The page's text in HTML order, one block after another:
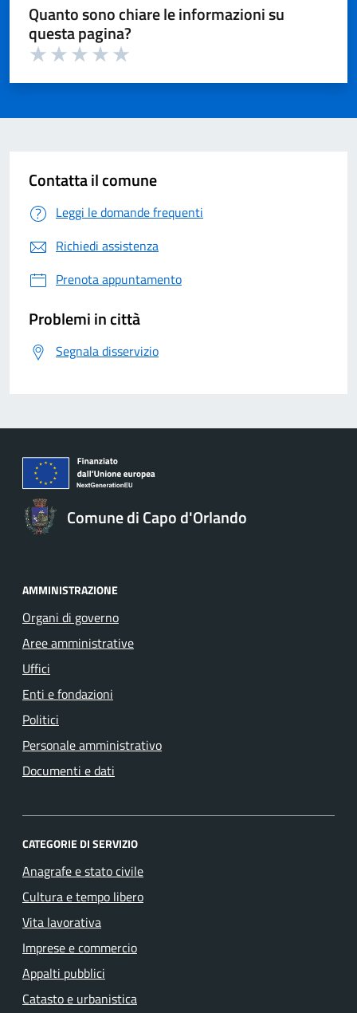
Quanto sono chiare le informazioni su
questa pagina?
Contatta il comune
Leggi le domande frequenti
Richiedi assistenza
Prenota appuntamento
Problemi in città
Segnala disservizio
Comune di Capo d'Orlando
AMMINISTRAZIONE
Organi di governo
Aree amministrative
Uffici
Enti e fondazioni
Politici
Personale amministrativo
Documenti e dati
CATEGORIE DI SERVIZIO
Anagrafe e stato civile
Cultura e tempo libero
Vita lavorativa
Imprese e commercio
Appalti pubblici
Catasto e urbanistica